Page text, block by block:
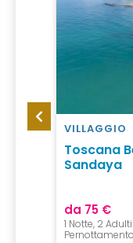
VILLAGGIO
Toscana
Sandaya
da 75 €
1 Notte, 2
Pernottamento